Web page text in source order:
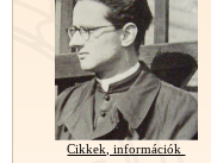
Cikkek, információk